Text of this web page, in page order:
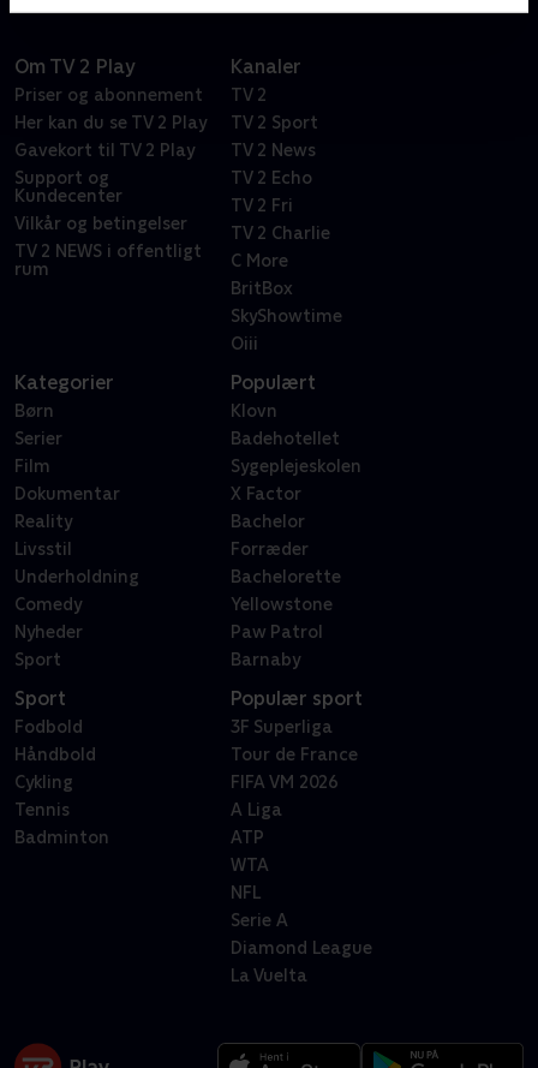
Om TV 2 Play
Priser og abonnement
Her kan du se TV 2 Play
Gavekort til TV 2 Play
Support og
Kundecenter
Vilkår og betingelser
TV 2 NEWS i offentligt
rum
Kanaler
TV 2
TV 2 Sport
TV 2 News
TV 2 Echo
TV 2 Fri
TV 2 Charlie
C More
BritBox
SkyShowtime
Oiii
Kategorier
Børn
Serier
Film
Dokumentar
Reality
Livsstil
Underholdning
Comedy
Nyheder
Sport
Populært
Klovn
Badehotellet
Sygeplejeskolen
X Factor
Bachelor
Forræder
Bachelorette
Yellowstone
Paw Patrol
Barnaby
Sport
Fodbold
Håndbold
Cykling
Tennis
Badminton
Populær sport
3F Superliga
Tour de France
FIFA VM 2026
A Liga
ATP
WTA
NFL
Serie A
Diamond League
La Vuelta